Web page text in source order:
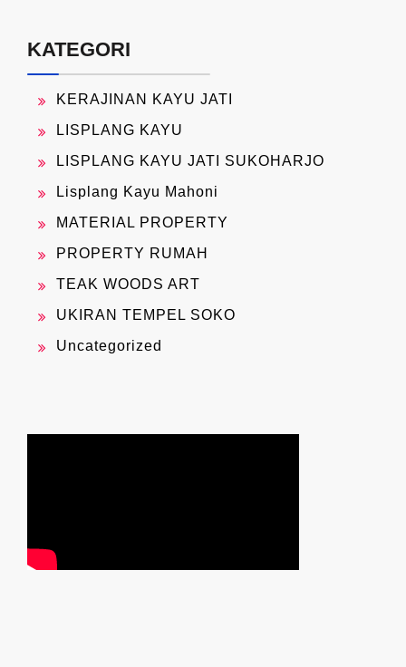
KATEGORI
KERAJINAN KAYU JATI
LISPLANG KAYU
LISPLANG KAYU JATI SUKOHARJO
Lisplang Kayu Mahoni
MATERIAL PROPERTY
PROPERTY RUMAH
TEAK WOODS ART
UKIRAN TEMPEL SOKO
Uncategorized